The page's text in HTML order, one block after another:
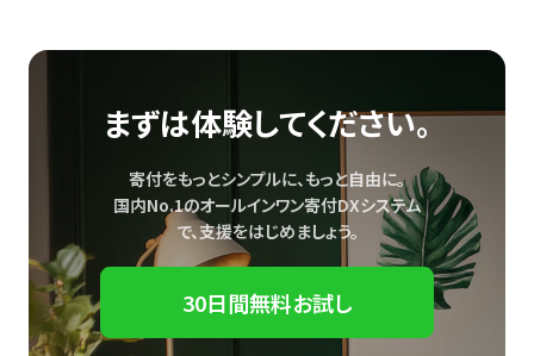
まずは体験してください。
寄付をもっとシンプルに、もっと自由に。
国内No.1のオールインワン寄付DXシステム
で、支援をはじめましょう。
30日間無料お試し